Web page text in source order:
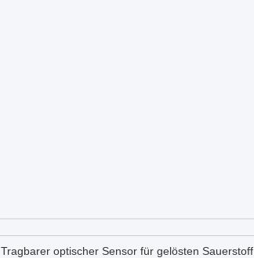
Tragbarer optischer Sensor für gelösten Sauerstoff